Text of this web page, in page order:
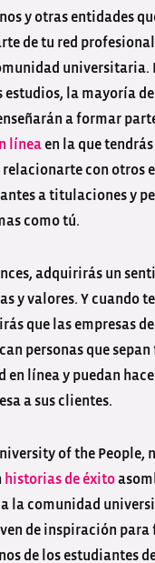
y otras entidades
de tu red
universitaria.
estudios, la mayoría
a formar
líneaen la que
con otros
a titulaciones y
como tú.
adquirirás un
y valores. Y cuando
que las empresas
personas que
en línea y puedan
a sus clientes.
of the People,
historias de éxito
la comunidad
de inspiración para
de los estudiantes